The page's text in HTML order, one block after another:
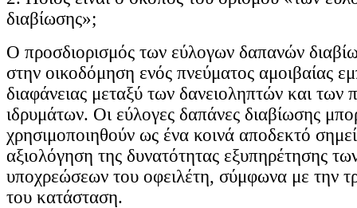
διαβίωσης»;
Ο προσδιορισμός των εύλογων δαπανών
στην οικοδόμηση ενός πνεύματος αμοιβαίας
διαφάνειας μεταξύ των δανειοληπτών και των
ιδρυμάτων. Οι εύλογες δαπάνες διαβίωσης
χρησιμοποιηθούν ως ένα κοινά αποδεκτό
αξιολόγηση της δυνατότητας εξυπηρέτησης
υποχρεώσεων του οφειλέτη, σύμφωνα με την
του κατάσταση.